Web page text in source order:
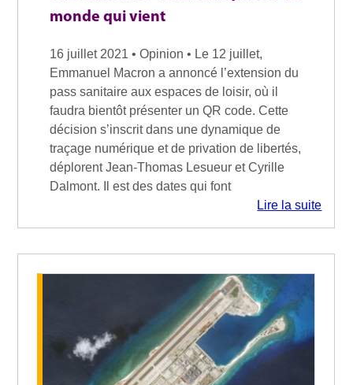
monde qui vient
16 juillet 2021 • Opinion • Le 12 juillet,
Emmanuel Macron a annoncé l’extension du
pass sanitaire aux espaces de loisir, où il
faudra bientôt présenter un QR code. Cette
décision s’inscrit dans une dynamique de
traçage numérique et de privation de libertés,
déplorent Jean-Thomas Lesueur et Cyrille
Dalmont. Il est des dates qui font
Lire la suite